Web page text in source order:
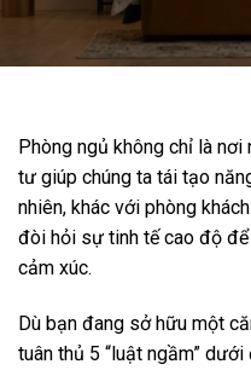
Phòng ngủ không chỉ là
tư giúp chúng ta tái tạo
nhiên, khác với phòng
đòi hỏi sự tinh tế cao độ
cảm xúc.
Dù bạn đang sở hữu một
tuân thủ 5 “luật ngầm”